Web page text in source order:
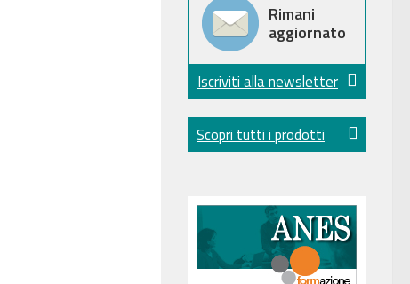
Rimani
aggiornato
Iscriviti alla newsletter
Scopri tutti i prodotti